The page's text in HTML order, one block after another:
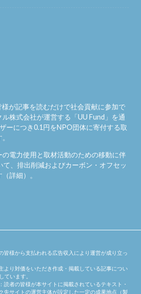
が記事を読むだけで社会貢献に参加で
株式会社が運営する「UU Fund 」を通
ーにつき0.1円をNPO団体に寄付する取
電力使用と取材活動のための移動に伴
て、排出削減およびカーボン・オフセッ
（詳細）。
皆様から支払われる広告収入により運営が成り立っ
より対価をいただき作成・掲載している記事につい
ています。
読者の皆様が本サイトに掲載されているテキスト・
先サイトの運営主体が設定した一定の成果地点（製